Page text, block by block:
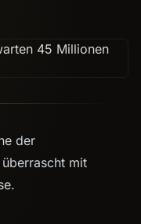
der
mit